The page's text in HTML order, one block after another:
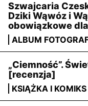
Szwajcaria
Dziki Wąwóz i
obowiązkowe
ALBUM
„Ciemność”.
[recenzja]
KSIĄŻKA I KOMIKS